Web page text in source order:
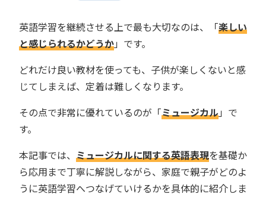
英語学習を継続させる上で最も大切なのは、「楽しい
と感じられるかどうか」です。
どれだけ良い教材を使っても、子供が楽しくないと感
じてしまえば、定着は難しくなります。
その点で非常に優れているのが「ミュージカル」で
す。
本記事では、 ミュージカルに関する英語表現を基礎か
ら応用まで丁寧に解説しながら、家庭で親子がどのよ
うに英語学習へつなげていけるかを具体的に紹介しま